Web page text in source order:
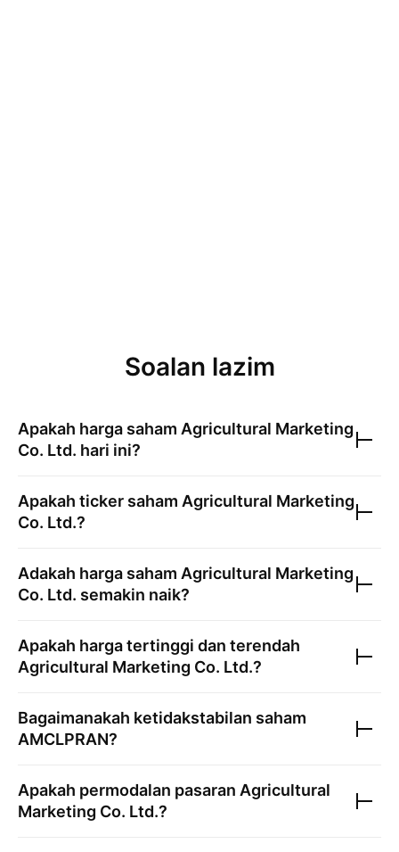
Soalan lazim
Apakah harga saham Agricultural Marketing
Co. Ltd. hari ini?
Apakah ticker saham Agricultural Marketing
Co. Ltd.?
Adakah harga saham Agricultural Marketing
Co. Ltd. semakin naik?
Apakah harga tertinggi dan terendah
Agricultural Marketing Co. Ltd.?
Bagaimanakah ketidakstabilan saham
AMCLPRAN?
Apakah permodalan pasaran Agricultural
Marketing Co. Ltd.?